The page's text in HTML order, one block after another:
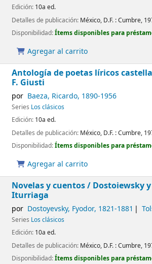
Edición: 10a ed.
Detalles de publicación: México, D.F. :Cumbre,
Disponibilidad:Ítems disponibles para
Agregar al carrito
Antología de poetas líricos
F. Giusti
por Baeza, Ricardo, 1890-1956
Series Los clásicos
Edición: 10a ed.
Detalles de publicación: México, D.F. :Cumbre,
Disponibilidad:Ítems disponibles para
Agregar al carrito
Novelas y cuentos / Dostoiewsky
Iturriaga
por Dostoyevsky, Fyodor, 1821-1881
Series Los clásicos
Edición: 10a ed.
Detalles de publicación: México, D.F. :Cumbre,
Disponibilidad:Ítems disponibles para